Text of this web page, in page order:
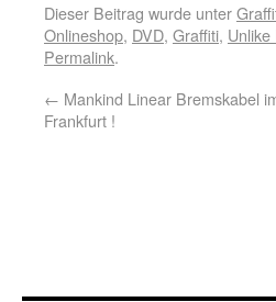
Dieser Beitrag wurde unter
Onlineshop, DVD, Graffiti, Unlike
Permalink.
← Mankind Linear Bremskabel
Frankfurt !